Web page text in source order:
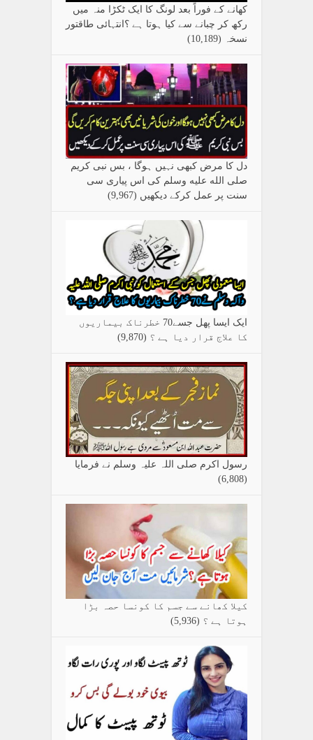
کھانے کے فوراً بعد لونگ کا ایک ٹکڑا منہ میں
رکھ کر چبانے سے کیا ہوتا ہے ؟انتہائی طاقتور
نسخہ
(10,189)
دل کا مرض کبھی نہیں ہوگا ، بس نبی کریم
صلی الله علیه وسلم کی اس پیاری سی
سنت پر عمل کرکے دیکھیں (9,967)
ایک ایسا پھل جسے70 خطرناک بیماریوں
کا علاج قرار دیا ہے ؟ (9,870)
رسول اکرم صلی اللہ علیہ وسلم نے فرمایا
(6,808)
کیلا کھانے سے جسم کا کونسا حصہ بڑا
ہوتا ہے ؟ (5,936)